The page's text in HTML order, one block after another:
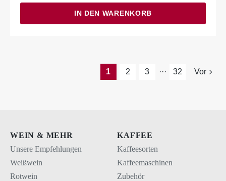
IN DEN WARENKORB
1 2 3 ··· 32 Vor
WEIN & MEHR
Unsere Empfehlungen
Weißwein
Rotwein
KAFFEE
Kaffeesorten
Kaffeemaschinen
Zubehör